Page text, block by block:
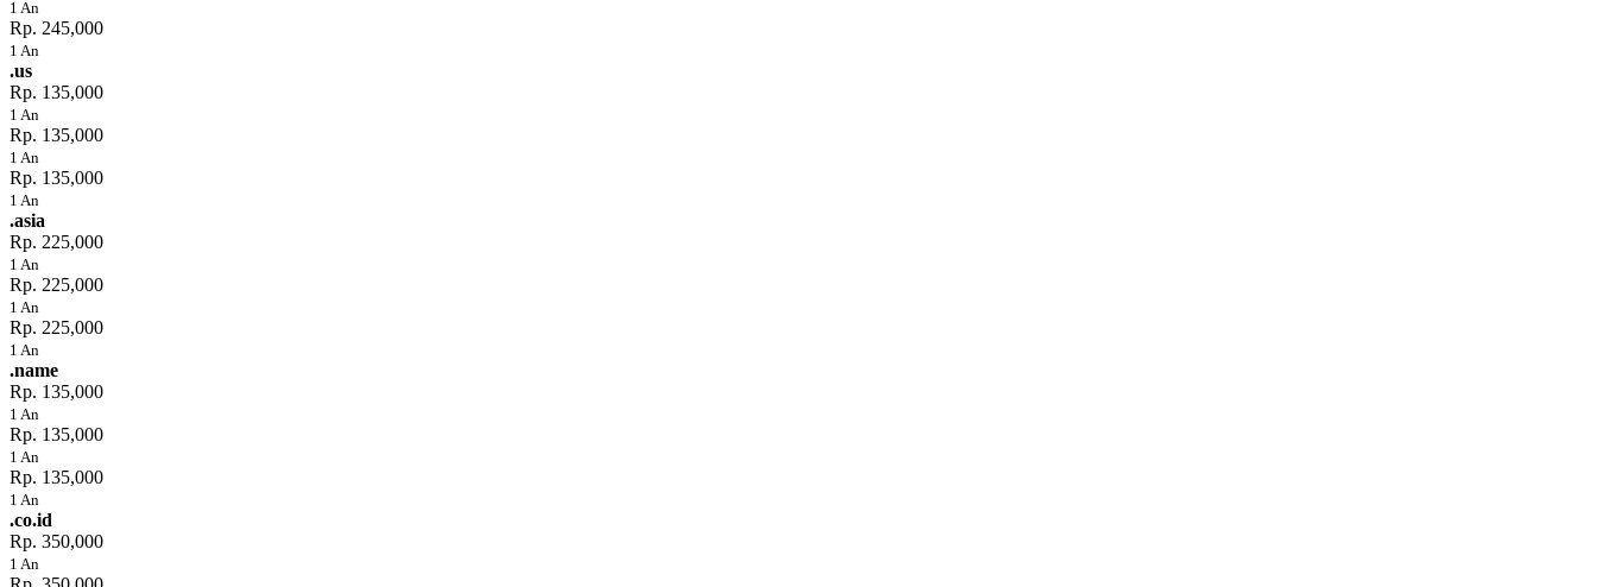
1 An
Rp. 245,000
1 An
.us
Rp. 135,000
1 An
Rp. 135,000
1 An
Rp. 135,000
1 An
.asia
Rp. 225,000
1 An
Rp. 225,000
1 An
Rp. 225,000
1 An
.name
Rp. 135,000
1 An
Rp. 135,000
1 An
Rp. 135,000
1 An
.co.id
Rp. 350,000
1 An